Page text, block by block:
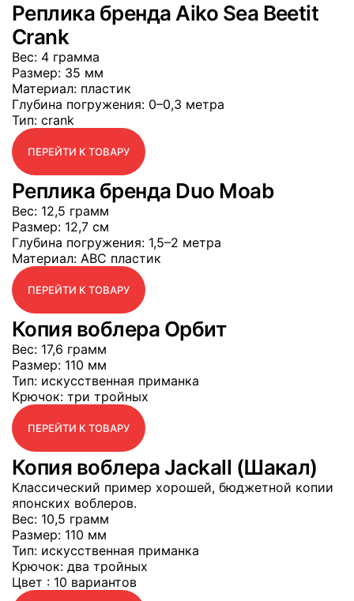
Реплика бренда Aiko Sea Beetit
Crank
Вес: 4 грамма
Размер: 35 мм
Материал: пластик
Глубина погружения: 0–0,3 метра
Тип: crank
ПЕРЕЙТИ К ТОВАРУ
Реплика бренда Duo Moab
Вес: 12,5 грамм
Размер: 12,7 см
Глубина погружения: 1,5–2 метра
Материал: АВС пластик
ПЕРЕЙТИ К ТОВАРУ
Копия воблера Орбит
Вес: 17,6 грамм
Размер: 110 мм
Тип: искусственная приманка
Крючок: три тройных
ПЕРЕЙТИ К ТОВАРУ
Копия воблера Jackall (Шакал)
Классический пример хорошей, бюджетной копии
японских воблеров.
Вес: 10,5 грамм
Размер: 110 мм
Тип: искусственная приманка
Крючок: два тройных
Цвет : 10 вариантов